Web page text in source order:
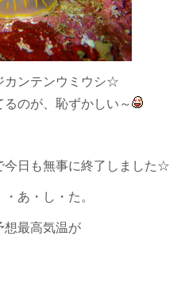
カンテンウミウシ☆
のが、恥ずかしい～
今日も無事に終了しました☆
あ・し・た。
想最高気温が